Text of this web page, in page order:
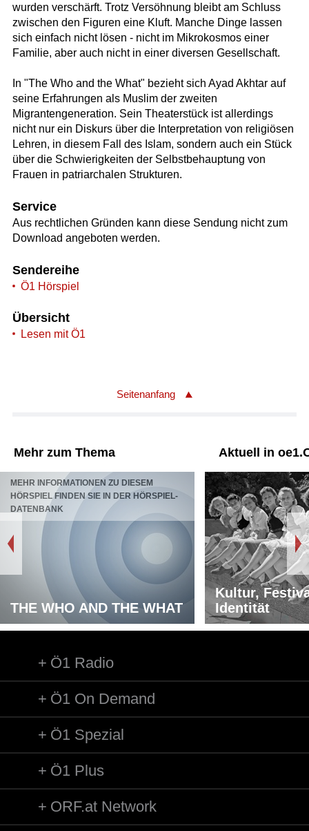
wurden verschärft. Trotz Versöhnung bleibt am Schluss
zwischen den Figuren eine Kluft. Manche Dinge lassen
sich einfach nicht lösen - nicht im Mikrokosmos einer
Familie, aber auch nicht in einer diversen Gesellschaft.
In "The Who and the What" bezieht sich Ayad Akhtar auf
seine Erfahrungen als Muslim der zweiten
Migrantengeneration. Sein Theaterstück ist allerdings
nicht nur ein Diskurs über die Interpretation von religiösen
Lehren, in diesem Fall des Islam, sondern auch ein Stück
über die Schwierigkeiten der Selbstbehauptung von
Frauen in patriarchalen Strukturen.
Service
Aus rechtlichen Gründen kann diese Sendung nicht zum
Download angeboten werden.
Sendereihe
Ö1 Hörspiel
Übersicht
Lesen mit Ö1
Seitenanfang
Mehr zum Thema
MEHR INFORMATIONEN ZU DIESEM
HÖRSPIEL FINDEN SIE IN DER HÖRSPIEL-
DATENBANK
THE WHO AND THE WHAT
Aktuell in
Kultur,
Identität
Ö1 Radio
Ö1 On Demand
Ö1 Spezial
Ö1 Plus
ORF.at Network